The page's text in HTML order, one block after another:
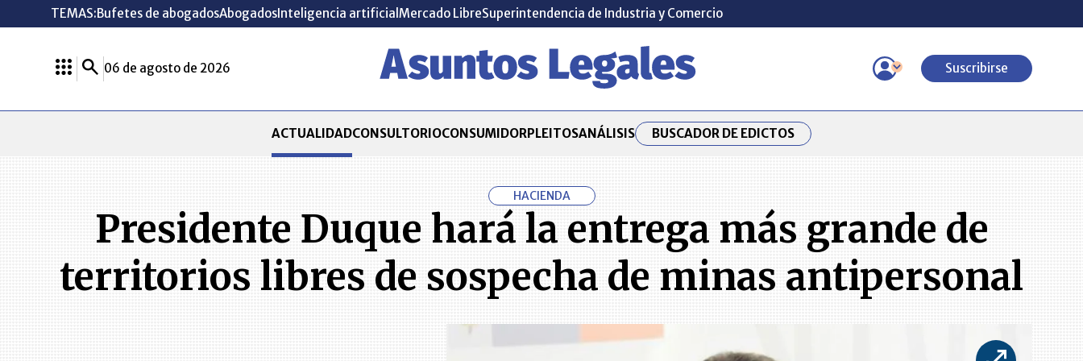
TEMAS:Bufetes de abogadosAbogadosInteligencia artificial Mercado LibreSuperintendencia de Industria y Comercio
06 de agosto de 2026 Suscribirse
ACTUALIDADCONSULTORIOCONSUMIDORPLEITOSANÁLISIS BUSCADOR DE EDICTOS
HACIENDA
Presidente Duque hará la entrega más grande de
territorios libres de sospecha de minas antipersonal